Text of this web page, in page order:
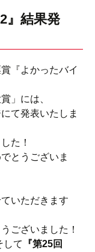
』結果発
『よかったバイ
」には、
て発表いたしま
た！
とうございま
いただきます
ございました！
して
『第25回